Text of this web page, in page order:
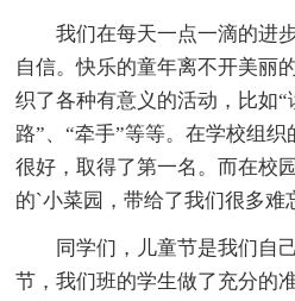
我们在每天一点一滴的进
自信。快乐的童年离不开美丽
织了各种有意义的活动，比如
路”、“牵手”等等。在学校组
很好，取得了第一名。而在校
的`小菜园，带给了我们很多难
同学们，儿童节是我们自
节，我们班的学生做了充分的